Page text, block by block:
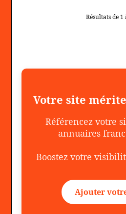
Résultats de 1
Votre site
Référencez votre
annuaires
Boostez votre
Ajouter